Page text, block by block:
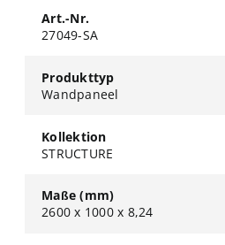
Art.-Nr.
27049-SA
Produkttyp
Wandpaneel
Kollektion
STRUCTURE
Maße (mm)
2600 x 1000 x 8,24